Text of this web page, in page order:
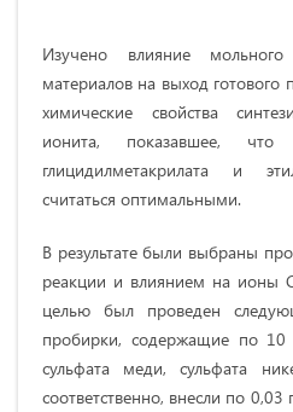
Изучено влияние
материалов на выход готового
химические свойства
ионита, показавшее, что
глицидилметакрилата и
считаться оптимальными.
В результате были выбраны
реакции и влиянием на ионы
целью был проведен
пробирки, содержащие по
сульфата меди, сульфата
соответственно, внесли по 0,03